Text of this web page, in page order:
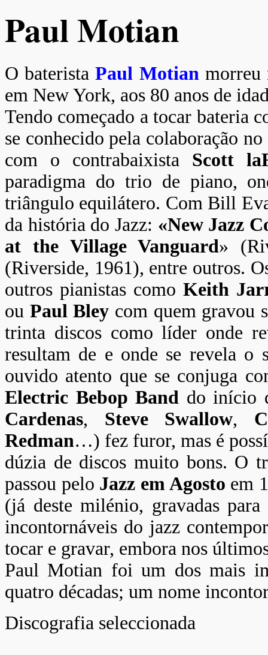
Paul Motian
O baterista Paul Motianmorreu
em New York, aos 80 anos de
Tendo começado a tocar bateria
se conhecido pela colaboração
com o contrabaixista Scott
paradigma do trio de piano,
triângulo equilátero. Com Bill
da história do Jazz: «New Jazz
at the Village Vanguard»
(Riverside, 1961), entre outros.
outros pianistas como Keith
ou Paul Bley com quem gravou
trinta discos como líder onde
resultam de e onde se revela
ouvido atento que se conjuga
Electric Bebop Band do início
Cardenas, Steve Swallow,
Redman…) fez furor, mas é
dúzia de discos muito bons. O
passou pelo Jazz em Agosto em
(já deste milénio, gravadas
incontornáveis do jazz
tocar e gravar, embora nos
Paul Motian foi um dos mais
quatro décadas; um nome
Discografia seleccionada